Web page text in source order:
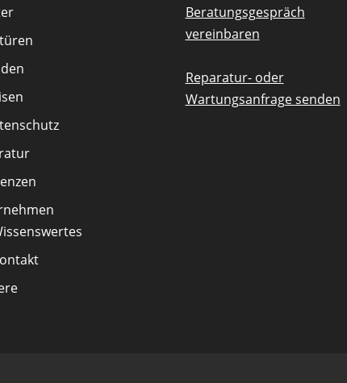
Beratungsgespräch
vereinbaren
Reparatur- oder
Wartungsanfrage senden